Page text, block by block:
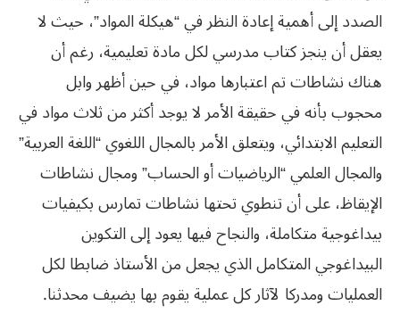
الصدد إلى أهمية إعادة النظر في “هيكلة المواد”، حيث لا
يعقل أن ينجز كتاب مدرسي لكل مادة تعليمية، رغم أن
هناك نشاطات تم اعتبارها مواد، في حين أظهر وابل
محجوب بأنه في حقيقة الأمر لا يوجد أكثر من ثلاث مواد في
التعليم الابتدائي، ويتعلق الأمر بالمجال اللغوي “اللغة العربية”
والمجال العلمي “الرياضيات أو الحساب” ومجال نشاطات
الإيقاظ، على أن تنطوي تحتها نشاطات تمارس بكيفيات
بيداغوجية متكاملة، والنجاح فيها يعود إلى التكوين
البيداغوجي المتكامل الذي يجعل من الأستاذ ضابطا لكل
العمليات ومدركا لآثار كل عملية يقوم بها يضيف محدثنا.